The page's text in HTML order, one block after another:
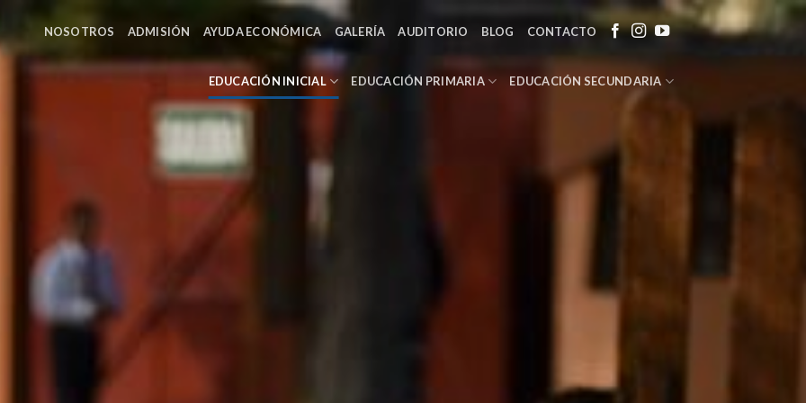
NOSOTROS ADMISIÓN AYUDA ECONÓMICA GALERÍA AUDITORIO BLOG CONTACTO
EDUCACIÓN INICIAL EDUCACIÓN PRIMARIA EDUCACIÓN SECUNDARIA